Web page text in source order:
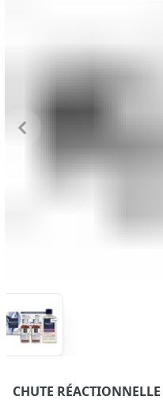
CHUTE RÉACTIONNELLE